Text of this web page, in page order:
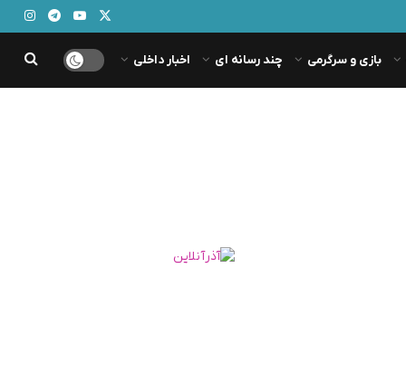
بازی و سرگرمی چند رسانه ای اخبار داخلی